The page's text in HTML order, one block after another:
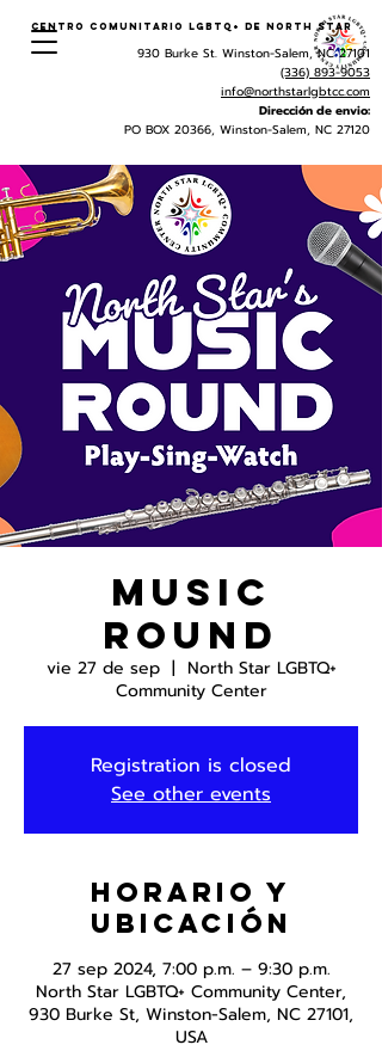
Centro Comunitario LGBTQ+ de North Star
930 Burke St. Winston-Salem, NC 27101
(336) 893-9053
info@northstarlgbtcc.com
Dirección de envio:
PO BOX 20366, Winston-Salem, NC 27120
Music
Round
vie 27 de sep
  |
North Star LGBTQ+
Community Center
Registration is closed
See other events
Horario y
ubicación
27 sep 2024, 7:00 p.m. – 9:30 p.m.
North Star LGBTQ+ Community Center,
930 Burke St, Winston-Salem, NC 27101,
USA